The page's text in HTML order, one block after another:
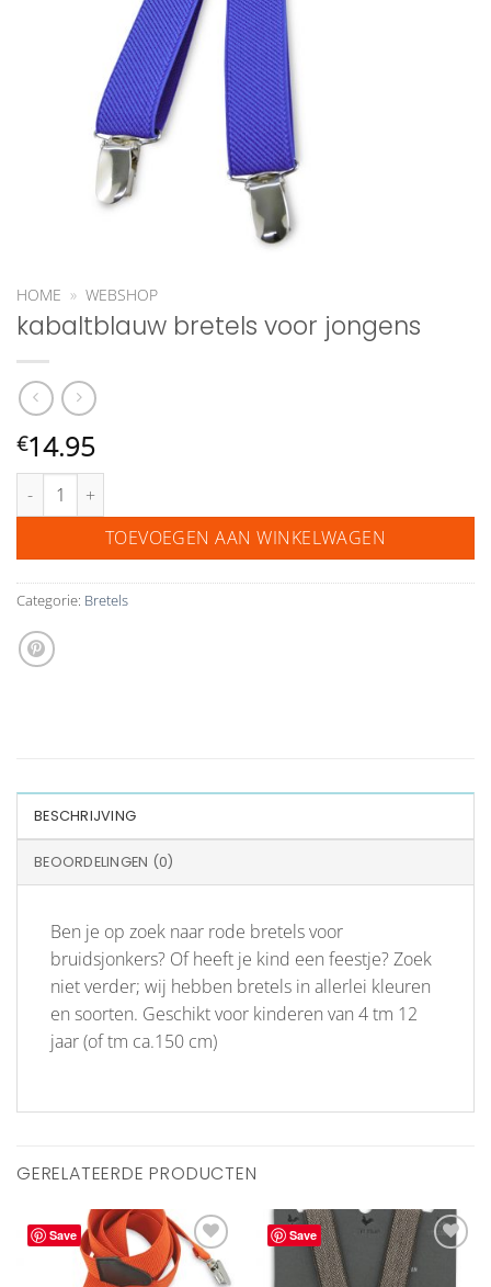
HOME » WEBSHOP
kabaltblauw bretels voor jongens
€14.95
kabaltblauw bretels voor jongens aantal
TOEVOEGEN AAN WINKELWAGEN
Categorie: Bretels
BESCHRIJVING
BEOORDELINGEN (0)
Ben je op zoek naar rode bretels voor
bruidsjonkers? Of heeft je kind een feestje? Zoek
niet verder; wij hebben bretels in allerlei kleuren
en soorten. Geschikt voor kinderen van 4 tm 12
jaar (of tm ca.150 cm)
GERELATEERDE PRODUCTEN
Save
Aan
verlanglijst
Save
verlanglijst